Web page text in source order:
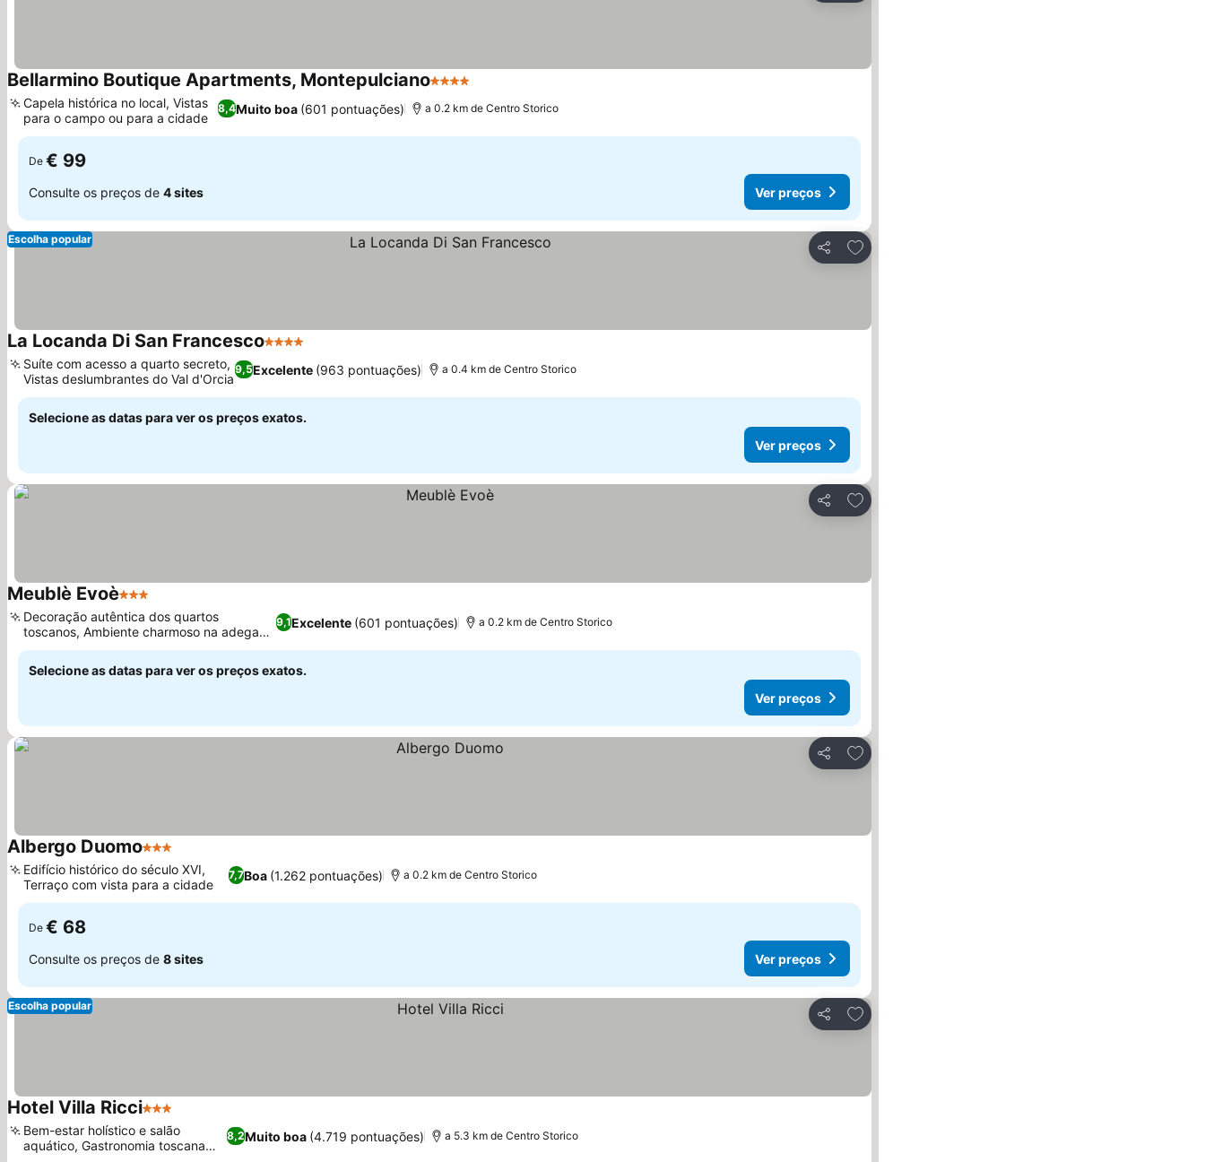
Bellarmino Boutique Apartments, Montepulciano4 Estrelas
8,4Muito boa (601 pontuações)
Capela histórica no local, Vistas
para o campo ou para a cidade
a 0.2 km de Centro Storico
De € 99
Consulte os preços de 4 sites Ver preços
Partilhar
Adicionar aos favoritos
Escolha popular
La Locanda Di San Francesco4 Estrelas
9,5Excelente (963 pontuações)
Suíte com acesso a quarto secreto,
Vistas deslumbrantes do Val d'Orcia
a 0.4 km de Centro Storico
Selecione as datas para ver os preços exatos.
Ver preços
Partilhar
Adicionar aos favoritos
Meublè Evoè3 Estrelas
9,1Excelente (601 pontuações)
Decoração autêntica dos quartos
toscanos, Ambiente charmoso na adega
do café da manhã
a 0.2 km de Centro Storico
Selecione as datas para ver os preços exatos.
Ver preços
Partilhar
Adicionar aos favoritos
Albergo Duomo3 Estrelas
7,7Boa (1.262 pontuações)
Edifício histórico do século XVI,
Terraço com vista para a cidade
a 0.2 km de Centro Storico
De € 68
Consulte os preços de 8 sites Ver preços
Partilhar
Adicionar aos favoritos
Escolha popular
Hotel Villa Ricci3 Estrelas
8,2Muito boa (4.719 pontuações)
Bem-estar holístico e salão
aquático, Gastronomia toscana
a 5.3 km de Centro Storico